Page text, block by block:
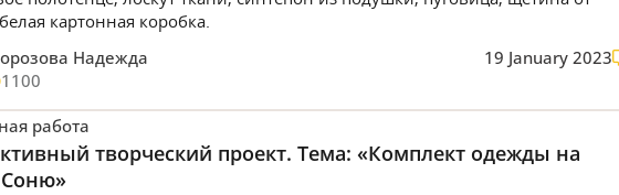
картонная коробка.
Надежда
1100
19 January 2023
работа
творческий проект. Тема: «Комплект одежды на
Соню»